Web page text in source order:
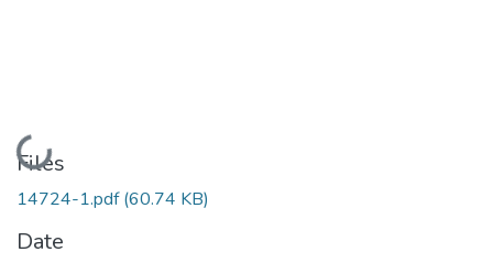
Loading...
Files
14724-1.pdf(60.74 KB)
Date